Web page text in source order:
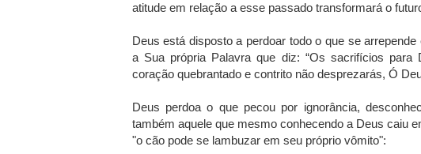
atitude em relação a esse passado transformará o
Deus está disposto a perdoar todo o que se
a Sua própria Palavra que diz: “Os sacrifícios
coração quebrantado e contrito não desprezarás, Ó
Deus perdoa o que pecou por ignorância,
também aquele que mesmo conhecendo a Deus caiu
"o cão pode se lambuzar em seu próprio vômito":